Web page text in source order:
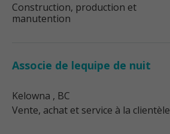
Construction, production et
manutention
Associe de lequipe de nuit
Kelowna , BC
Vente, achat et service à la clientèle